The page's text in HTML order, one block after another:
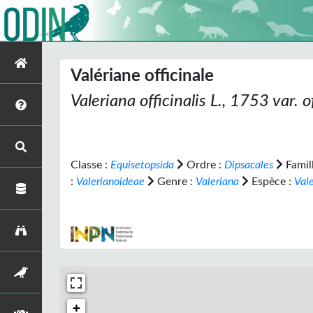
Valériane officinale
Valeriana officinalis L., 1753 var.
Classe : Equisetopsida Ordre : Dipsacales
: Valerianoideae Genre : Valeriana Espèce :
+